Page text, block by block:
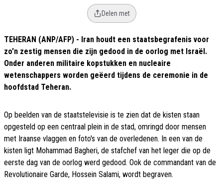
Delen met
TEHERAN (ANP/AFP) - Iran houdt een staatsbegrafenis voor
zo'n zestig mensen die zijn gedood in de oorlog met Israël.
Onder anderen militaire kopstukken en nucleaire
wetenschappers worden geëerd tijdens de ceremonie in de
hoofdstad Teheran.
Op beelden van de staatstelevisie is te zien dat de kisten staan
opgesteld op een centraal plein in de stad, omringd door mensen
met Iraanse vlaggen en foto's van de overledenen. In een van de
kisten ligt Mohammad Bagheri, de stafchef van het leger die op de
eerste dag van de oorlog werd gedood. Ook de commandant van de
Revolutionaire Garde, Hossein Salami, wordt begraven.